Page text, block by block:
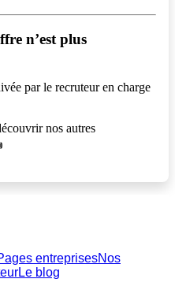
n’est plus
par le recruteur en charge
nos autres
entreprisesNos
Le blog